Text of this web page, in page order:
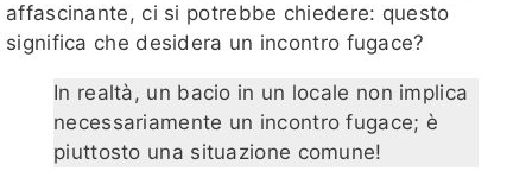
affascinante, ci si potrebbe chiedere: questo
significa che desidera un incontro fugace?
In realtà, un bacio in un locale non implica
necessariamente un incontro fugace; è
piuttosto una situazione comune!